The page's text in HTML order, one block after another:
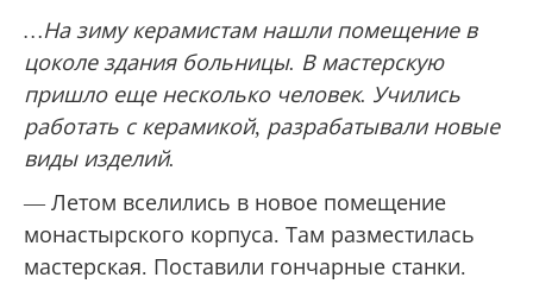
…На зиму керамистам нашли помещение в
цоколе здания больницы. В мастерскую
пришло еще несколько человек. Учились
работать с керамикой, разрабатывали новые
виды изделий.
— Летом вселились в новое помещение
монастырского корпуса. Там разместилась
мастерская. Поставили гончарные станки.